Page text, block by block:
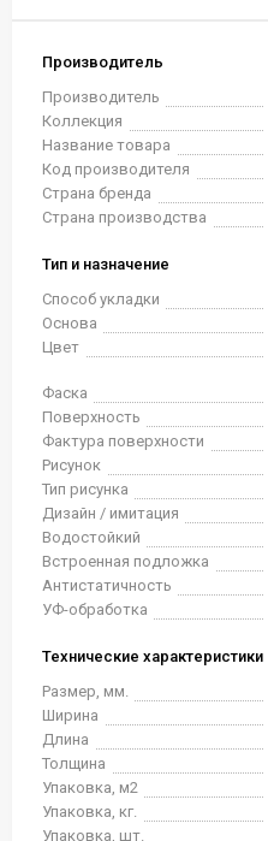
Производитель
Производитель
Коллекция
Название товара
Код производителя
Страна бренда
Страна производства
Тип и назначение
Способ укладки
Основа
Цвет
Фаска
Поверхность
Фактура поверхности
Рисунок
Тип рисунка
Дизайн / имитация
Водостойкий
Встроенная подложка
Антистатичность
УФ-обработка
Технические характеристики
Размер, мм.
Ширина
Длина
Толщина
Упаковка, м2
Упаковка, кг.
Упаковка, шт.